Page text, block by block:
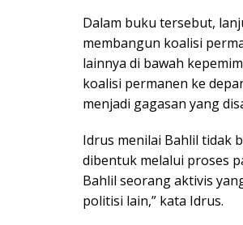
Dalam buku tersebut,
membangun koalisi
lainnya di bawah
koalisi permanen ke
menjadi gagasan yang
Idrus menilai Bahlil tidak
dibentuk melalui proses
Bahlil seorang aktivis
politisi lain,” kata Idrus.